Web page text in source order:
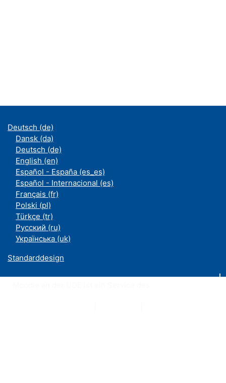
Deutsch ‎(de)‎
Dansk ‎(da)‎
Deutsch ‎(de)‎
English ‎(en)‎
Español - España ‎(es_es)‎
Español - Internacional ‎(es)‎
Français ‎(fr)‎
Polski ‎(pl)‎
Türkçe ‎(tr)‎
Русский ‎(ru)‎
Українська ‎(uk)‎
Standarddesign